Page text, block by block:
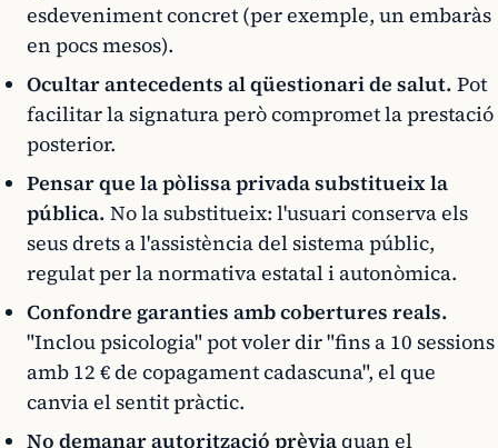
esdeveniment concret (per exemple, un embaràs
en pocs mesos).
Ocultar antecedents al qüestionari de salut. Pot
facilitar la signatura però compromet la prestació
posterior.
Pensar que la pòlissa privada substitueix la
pública. No la substitueix: l'usuari conserva els
seus drets a l'assistència del sistema públic,
regulat per la normativa estatal i autonòmica.
Confondre garanties amb cobertures reals.
"Inclou psicologia" pot voler dir "fins a 10 sessions
amb 12 € de copagament cadascuna", el que
canvia el sentit pràctic.
No demanar autorització prèviaquan el